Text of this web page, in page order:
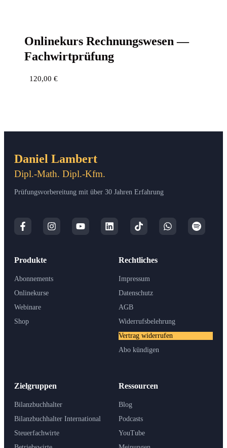
Online­kurs Rech­nungs­we­sen —
Fachwirtprüfung
120,00 €
Daniel Lambert
Dipl.-Math. Dipl.-Kfm.
Prüfungsvorbereitung mit über 30 Jahren Erfahrung
Produkte
Abonnements
Onlinekurse
Webinare
Shop
Zielgruppen
Bilanzbuchhalter
Bilanzbuchhalter International
Steuerfachwirte
Ressourcen
Blog
Podcasts
YouTube
Rechtliches
Impressum
Datenschutz
AGB
Widerrufsbelehrung
Vertrag widerrufen
Abo kündigen